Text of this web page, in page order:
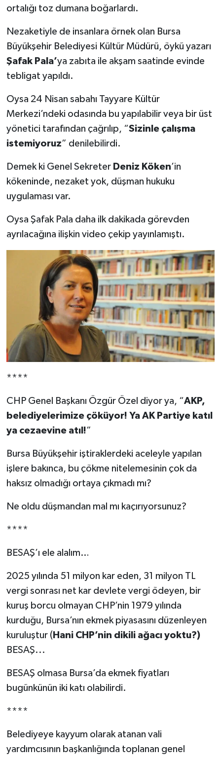
ortalığı toz dumana boğarlardı.
Nezaketiyle de insanlara örnek olan Bursa
Büyükşehir Belediyesi Kültür Müdürü, öykü yazarı
Şafak Pala’ya zabıta ile akşam saatinde evinde
tebligat yapıldı.
Oysa 24 Nisan sabahı Tayyare Kültür
Merkezi’ndeki odasında bu yapılabilir veya bir üst
yönetici tarafından çağrılıp, “Sizinle çalışma
istemiyoruz” denilebilirdi.
Demek ki Genel Sekreter Deniz Köken’in
kökeninde, nezaket yok, düşman hukuku
uygulaması var.
Oysa Şafak Pala daha ilk dakikada görevden
ayrılacağına ilişkin video çekip yayınlamıştı.
****
CHP Genel Başkanı Özgür Özel diyor ya, “AKP,
belediyelerimize çöküyor! Ya AK Partiye katıl
ya cezaevine atıl!”
Bursa Büyükşehir iştiraklerdeki aceleyle yapılan
işlere bakınca, bu çökme nitelemesinin çok da
haksız olmadığı ortaya çıkmadı mı?
Ne oldu düşmandan mal mı kaçırıyorsunuz?
****
BESAŞ’ı ele alalım…
2025 yılında 51 milyon kar eden, 31 milyon TL
vergi sonrası net kar devlete vergi ödeyen, bir
kuruş borcu olmayan CHP’nin 1979 yılında
kurduğu, Bursa’nın ekmek piyasasını düzenleyen
kuruluştur ( Hani CHP’nin dikili ağacı yoktu?)
BESAŞ...
BESAŞ olmasa Bursa’da ekmek fiyatları
bugünkünün iki katı olabilirdi.
****
Belediyeye kayyum olarak atanan vali
yardımcısının başkanlığında toplanan genel